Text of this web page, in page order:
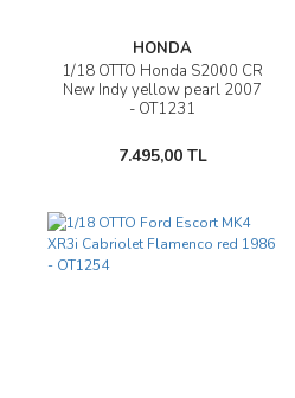
HONDA
1/18 OTTO Honda S2000 CR
New Indy yellow pearl 2007
- OT1231
7.495,00 TL